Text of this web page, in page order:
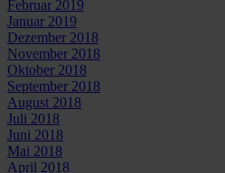
Februar 2019
Januar 2019
Dezember 2018
November 2018
Oktober 2018
September 2018
August 2018
Juli 2018
Juni 2018
Mai 2018
April 2018